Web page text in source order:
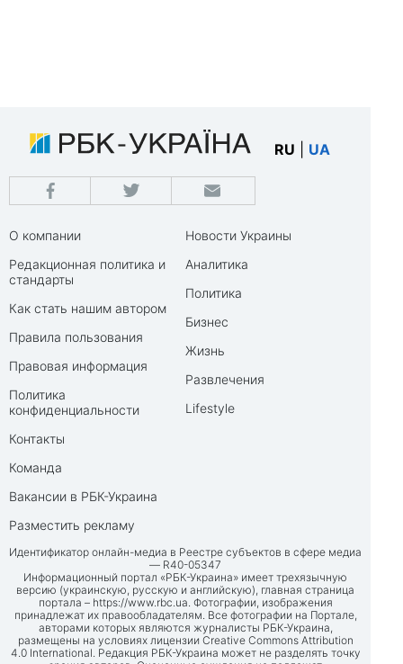
RU UA
О компании
Редакционная политика и
стандарты
Как стать нашим автором
Правила пользования
Правовая информация
Политика
конфиденциальности
Контакты
Команда
Вакансии в РБК-Украина
Разместить рекламу
Новости Украины
Аналитика
Политика
Бизнес
Жизнь
Развлечения
Lifestyle
Идентификатор онлайн-медиа в Реестре субъектов в сфере медиа
— R40-05347
Информационный портал «РБК-Украина» имеет трехязычную
версию (украинскую, русскую и английскую), главная страница
портала – https://www.rbc.ua. Фотографии, изображения
принадлежат их правообладателям. Все фотографии на Портале,
авторами которых являются журналисты РБК-Украина,
размещены на условиях лицензии Creative Commons Attribution
4.0 International. Редакция РБК-Украина может не разделять точку